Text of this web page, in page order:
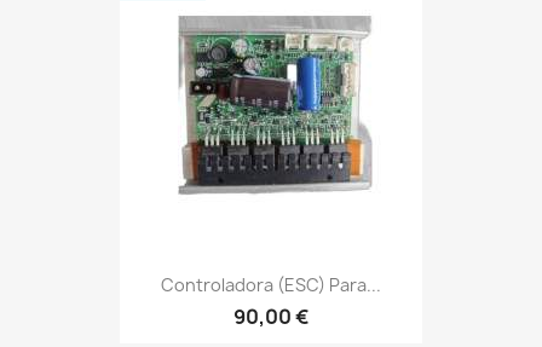
Controladora (ESC) Para...
90,00 €